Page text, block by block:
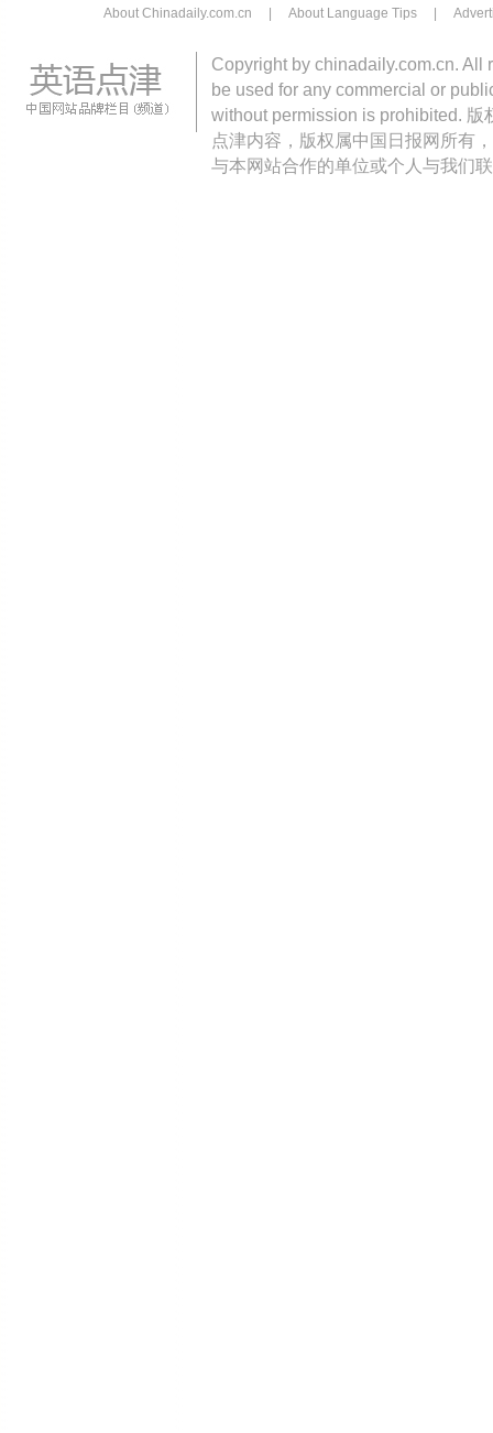
About Chinadaily.com.cn About Language Tips
Copyright by chinadaily.com.cn. All
be used for any commercial or
without permission is prohibited.
点津内容，版权属中国日报网所有
与本网站合作的单位或个人与我们